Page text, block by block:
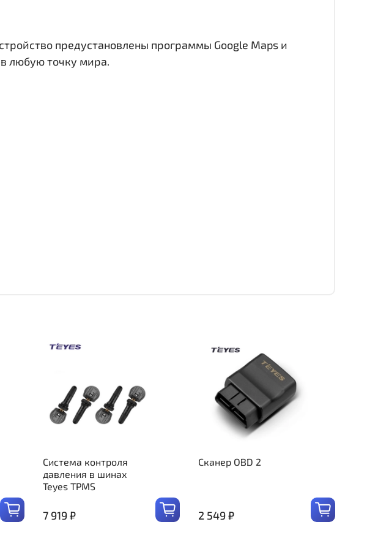
предустановлены программы Google Maps и
любую точку мира.
Система контроля
давления в шинах
Teyes TPMS
7 919 ₽
Сканер OBD 2
2 549 ₽